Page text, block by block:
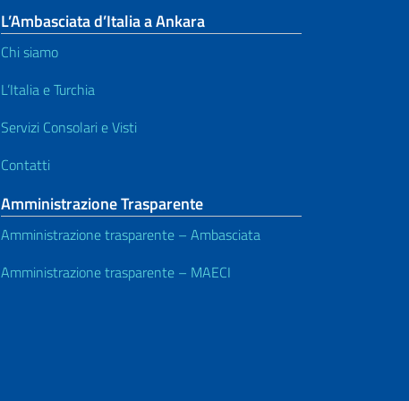
L’Ambasciata d’Italia a Ankara
Chi siamo
L’Italia e Turchia
Servizi Consolari e Visti
Contatti
Amministrazione Trasparente
Amministrazione trasparente – Ambasciata
Amministrazione trasparente – MAECI